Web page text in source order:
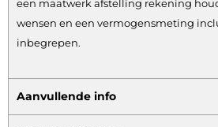
een maatwerk afstelling rekening
wensen en een vermogensmeting
inbegrepen.
Aanvullende info